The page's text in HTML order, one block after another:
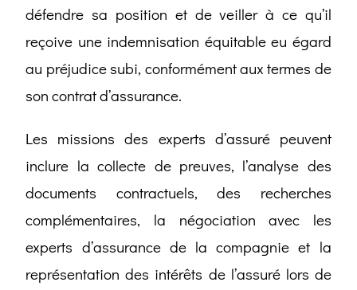
défendre sa position et de veiller à ce qu’il
reçoive une indemnisation équitable eu égard
au préjudice subi, conformément aux termes de
son contrat d’assurance.
Les missions des experts d’assuré peuvent
inclure la collecte de preuves, l’analyse des
documents contractuels, des recherches
complémentaires, la négociation avec les
experts d’assurance de la compagnie et la
représentation des intérêts de l’assuré lors de